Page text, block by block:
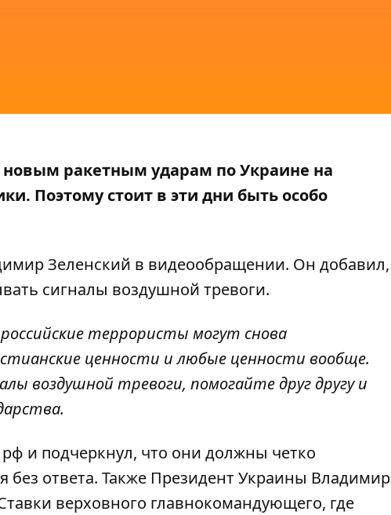
новым ракетным ударам по Украине на
Поэтому стоит в эти дни быть особо
Зеленский в видеообращении. Он добавил,
сигналы воздушной тревоги.
террористы могут снова
ценности и любые ценности вообще.
воздушной тревоги, помогайте друг другу и
и подчеркнул, что они должны четко
без ответа. Также Президент Украины Владимир
верховного главнокомандующего, где